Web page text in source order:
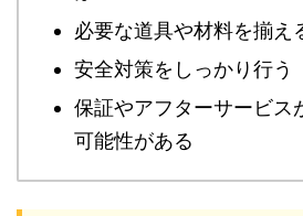
必要な道具や材料を揃え
安全対策をしっかり行う
保証やアフターサービス
可能性がある